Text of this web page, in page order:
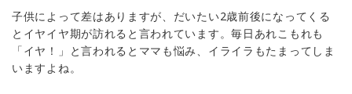
子供によって差はありますが、だいたい2歳前後になってくる
とイヤイヤ期が訪れると言われています。毎日あれこもれも
「イヤ！」と言われるとママも悩み、イライラもたまってしま
いますよね。